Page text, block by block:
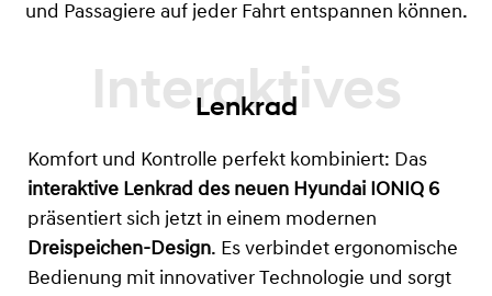
und Passagiere auf jeder Fahrt entspannen können.
Lenkrad
Komfort und Kontrolle perfekt kombiniert: Das
interaktive Lenkrad des neuen Hyundai IONIQ 6
präsentiert sich jetzt in einem modernen
Dreispeichen-Design. Es verbindet ergonomische
Bedienung mit innovativer Technologie und sorgt